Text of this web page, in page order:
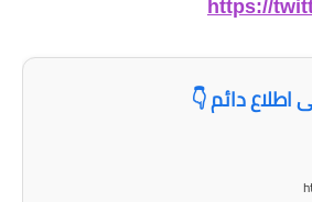
صحة وطب
فن ومشاهير
العامة
https://
اطلاع دائم 👇